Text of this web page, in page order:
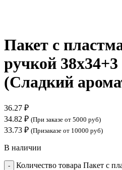
Пакет с
ручкой 38х34+3
(Сладкий
36.27 ₽
34.82 ₽ (При заказе от 5000 руб)
33.73 ₽ (Призаказе от 10000 руб)
В наличии
Количество товара Пакет с